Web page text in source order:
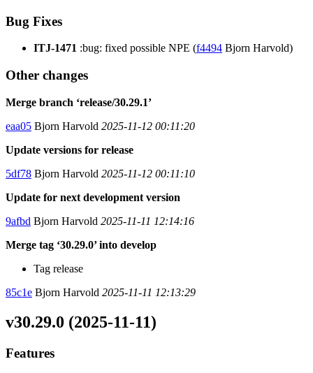
Bug Fixes
ITJ-1471 :bug: fixed possible NPE (f4494 Bjorn Harvold)
Other changes
Merge branch ‘release/30.29.1’
eaa05 Bjorn Harvold 2025-11-12 00:11:20
Update versions for release
5df78 Bjorn Harvold 2025-11-12 00:11:10
Update for next development version
9afbd Bjorn Harvold 2025-11-11 12:14:16
Merge tag ‘30.29.0’ into develop
Tag release
85c1e Bjorn Harvold 2025-11-11 12:13:29
v30.29.0 (2025-11-11)
Features